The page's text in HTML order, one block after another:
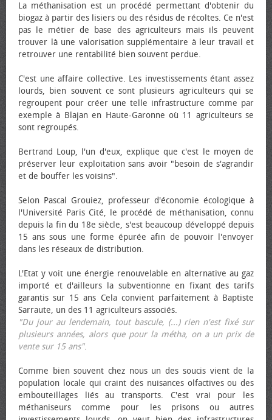
La méthanisation est un procédé permettant d'obtenir du
biogaz à partir des lisiers ou des résidus de récoltes. Ce n'est
pas le métier de base des agriculteurs mais ils peuvent
trouver là une valorisation supplémentaire à leur travail et
retrouver une rentabilité bien souvent perdue.
C'est une affaire collective. Les investissements étant assez
lourds, bien souvent ce sont plusieurs agriculteurs qui se
regroupent pour créer une telle infrastructure comme par
exemple à Blajan en Haute-Garonne où 11 agriculteurs se
sont regroupés.
Bertrand Loup, l'un d'eux, explique que c'est le moyen de
préserver leur exploitation sans avoir "besoin de s'agrandir
et de bouffer les voisins".
Selon Pascal Grouiez, professeur d'économie écologique à
l'Université Paris Cité, le procédé de méthanisation, connu
depuis la fin du 18e siècle, s'est beaucoup développé depuis
15 ans sous une forme épurée afin de pouvoir l'envoyer
dans les réseaux de distribution.
L'Etat y voit une énergie renouvelable en alternative au gaz
importé et d'ailleurs la subventionne en fixant des tarifs
garantis sur 15 ans Cela convient parfaitement à Baptiste
Sarraute, un des 11 agriculteurs associés.
"Du jour au lendemain, tout bascule, (...) rien n'est fixé sur
plusieurs années, alors que pour la métha, on a un prix de
vente sur 15 ans".
Comme bien souvent chez nous un des soucis vient de la
population locale qui craint des nuisances olfactives ou des
embouteillages liés au transports. C'est vrai pour les
méthaniseurs comme pour les prisons ou autres